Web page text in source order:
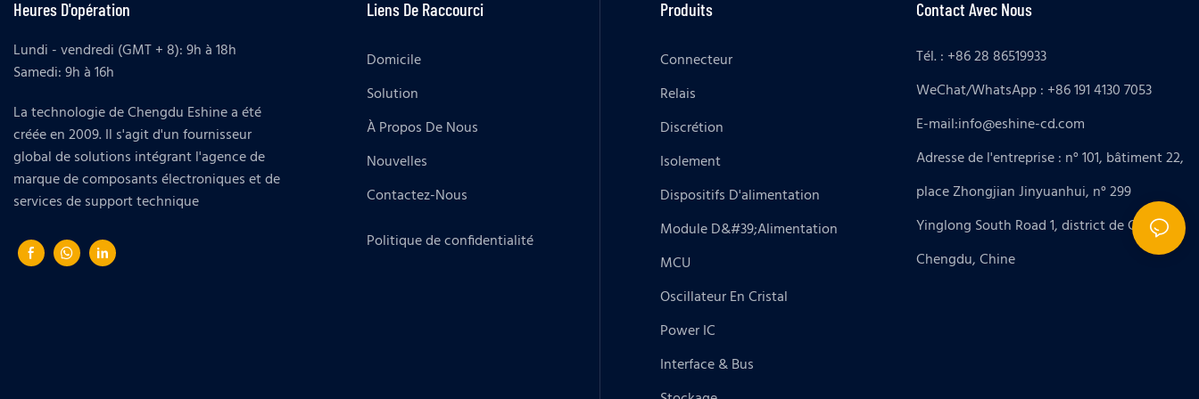
Heures D'opération
Lundi - vendredi (GMT + 8): 9h à 18h
Samedi: 9h à 16h
La technologie de Chengdu Eshine a été
créée en 2009. Il s'agit d'un fournisseur
global de solutions intégrant l'agence de
marque de composants électroniques et de
services de support technique
Liens De Raccourci
Domicile
Solution
À Propos De Nous
Nouvelles
Contactez-Nous
Politique de confidentialité
Produits
Connecteur
Relais
Discrétion
Isolement
Dispositifs D'alimentation
Module D&#39;alimentation
MCU
Oscillateur En Cristal
Power IC
Interface & Bus
Contact Avec Nous
Tél. : +86 28 86519933
WeChat/WhatsApp : +86 191 4130 7053
E-mail:info@eshine-cd.com
Adresse de l'entreprise : n° 101, bâtiment 22,
place Zhongjian Jinyuanhui, n° 299
Yinglong South Road 1, district de Gaoxin,
Chengdu, Chine